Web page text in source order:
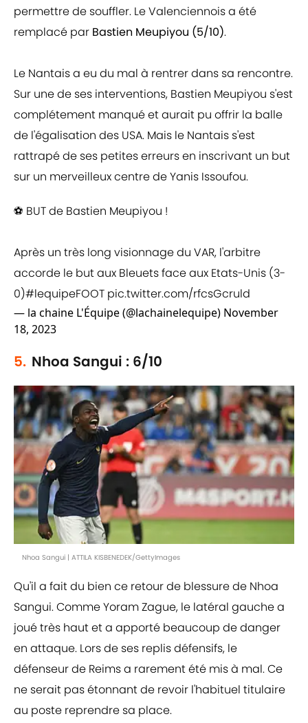
permettre de souffler. Le Valenciennois a été
remplacé par Bastien Meupiyou (5/10).
Le Nantais a eu du mal à rentrer dans sa rencontre.
Sur une de ses interventions, Bastien Meupiyou s'est
complétement manqué et aurait pu offrir la balle
de l'égalisation des USA. Mais le Nantais s'est
rattrapé de ses petites erreurs en inscrivant un but
sur un merveilleux centre de Yanis Issoufou.
⚽ BUT de Bastien Meupiyou !
Après un très long visionnage du VAR, l'arbitre
accorde le but aux Bleuets face aux Etats-Unis (3-
0)#lequipeFOOT pic.twitter.com/rfcsGcruld
— la chaine L'Équipe (@lachainelequipe) November
18, 2023
5. Nhoa Sangui : 6/10
Nhoa Sangui | ATTILA KISBENEDEK/GettyImages
Qu'il a fait du bien ce retour de blessure de Nhoa
Sangui. Comme Yoram Zague, le latéral gauche a
joué très haut et a apporté beaucoup de danger
en attaque. Lors de ses replis défensifs, le
défenseur de Reims a rarement été mis à mal. Ce
ne serait pas étonnant de revoir l'habituel titulaire
au poste reprendre sa place.